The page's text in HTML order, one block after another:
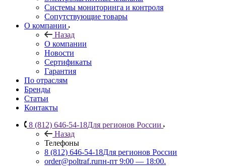
Системы мониторинга и контроля
Сопутствующие товары
О компании
Назад
О компании
Новости
Сертификаты
Гарантия
По отраслям
Бренды
Статьи
Контакты
8 (812) 646-54-18Для регионов России
Назад
Телефоны
8 (812) 646-54-18Для регионов России
order@poltraf.ruпн-пт 9:00 — 18:00.